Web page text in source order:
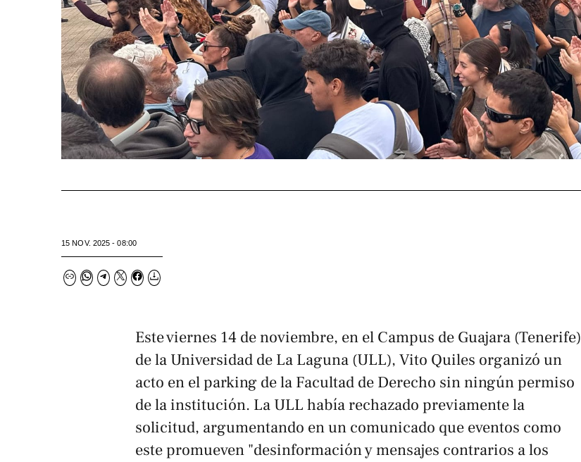
15 NOV. 2025 - 08:00
Este viernes 14 de noviembre, en el Campus de Guajara (Tenerife)
de la Universidad de La Laguna (ULL), Vito Quiles organizó un
acto en el parking de la Facultad de Derecho sin ningún permiso
de la institución. La ULL había rechazado previamente la
solicitud, argumentando en un comunicado que eventos como
este promueven "desinformación y mensajes contrarios a los